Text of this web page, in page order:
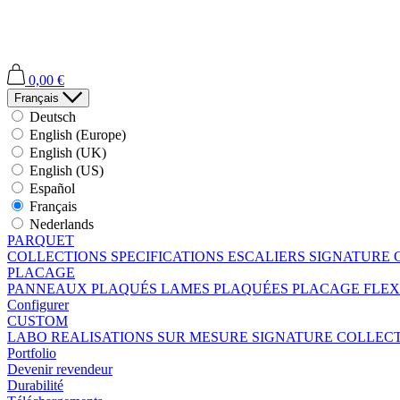
0,00 €
Français
Deutsch
English (Europe)
English (UK)
English (US)
Español
Français
Nederlands
PARQUET
COLLECTIONS SPECIFICATIONS ESCALIERS SIGNATURE
PLACAGE
PANNEAUX PLAQUÉS LAMES PLAQUÉES PLACAGE
Configurer
CUSTOM
LABO REALISATIONS SUR MESURE SIGNATURE
Portfolio
Devenir revendeur
Durabilité